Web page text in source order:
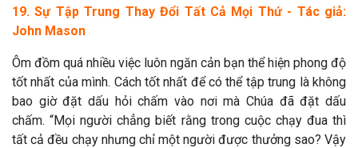
19. Sự Tập Trung Thay Đổi Tất Cả Mọi Thứ - Tác giả:
John Mason
Ôm đồm quá nhiều việc luôn ngăn cản bạn thể hiện phong độ
tốt nhất của mình. Cách tốt nhất để có thể tập trung là không
bao giờ đặt dấu hỏi chấm vào nơi mà Chúa đã đặt dấu
chấm. “Mọi người chẳng biết rằng trong cuộc chạy đua thì
tất cả đều chạy nhưng chỉ một người được thưởng sao? Vậy